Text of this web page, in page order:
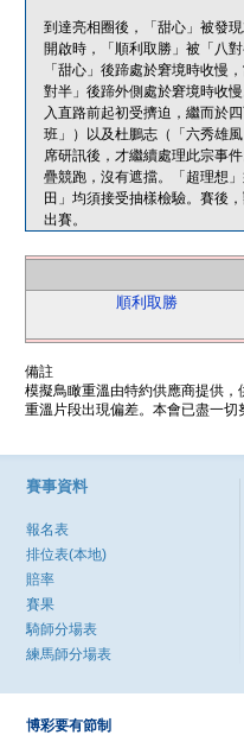
到達亮相圈後，「甜心」被發
開啟時，「順利取勝」被「八
「甜心」後蹄處於窘境時收慢
對半」後蹄外側處於窘境時收
入直路前起初受擠迫，繼而於
班」）以及杜鵬志（「六秀雄
席研訊後，才繼續處理此宗事
疊競跑，沒有遮擋。「超理想
田」均須接受抽樣檢驗。賽後
出賽。
順利取勝
備註
模擬鳥瞰重溫由特約供應商提供
重溫片段出現偏差。本會已盡一
賽事資料
報名表
排位表(本地)
賠率
賽果
騎師分場表
練馬師分場表
博彩要有節制